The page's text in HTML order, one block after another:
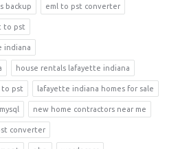
backup eml to pst converter
to pst
indiana
house rentals lafayette indiana
to pst lafayette indiana homes for sale
mysql new home contractors near me
converter